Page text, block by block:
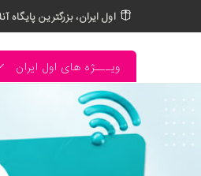
اول ایران، بزرگترین
ویـــژه های اول ایران